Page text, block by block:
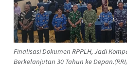
Finalisasi Dokumen RPPLH, Jadi
Berkelanjutan 30 Tahun ke